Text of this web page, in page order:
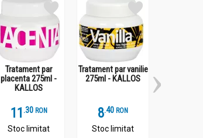
Tratament par
placenta 275ml -
KALLOS
11 .3 RON
Stoc limitat
Tratament par vanilie
275ml - KALLOS
8.4 RON
Stoc limitat